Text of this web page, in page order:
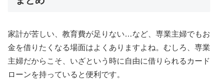
家計が苦しい、教育費が足りない…など、専業主婦でもお
金を借りたくなる場面はよくありますよね。むしろ、専業
主婦だからこそ、いざという時に自由に借りられるカード
ローンを持っていると便利です。